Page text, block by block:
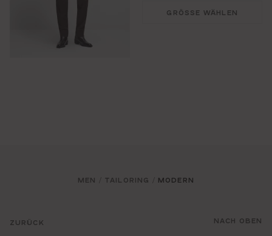
GRÖSSE WÄHLEN
ZURÜCK
MEN TAILORING MODERN
NACH OBEN